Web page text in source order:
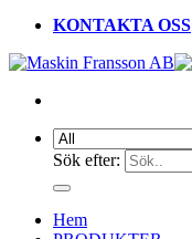
KONTAKTA OSS
Sök efter:
Hem